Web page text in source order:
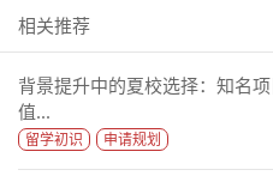
相关推荐
背景提升中的夏校选择：知名
值...
留学初识 申请规划